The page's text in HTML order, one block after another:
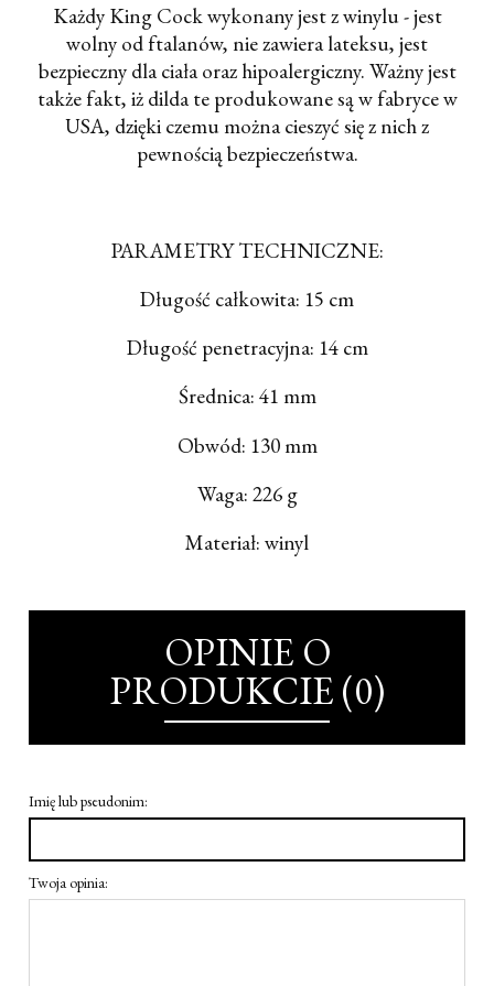
Każdy King Cock wykonany jest z winylu - jest
wolny od ftalanów, nie zawiera lateksu, jest
bezpieczny dla ciała oraz hipoalergiczny. Ważny jest
także fakt, iż dilda te produkowane są w fabryce w
USA, dzięki czemu można cieszyć się z nich z
pewnością bezpieczeństwa.
PARAMETRY TECHNICZNE:
Długość całkowita: 15 cm
Długość penetracyjna: 14 cm
Średnica: 41 mm
Obwód: 130 mm
Waga: 226 g
Materiał: winyl
OPINIE O
PRODUKCIE (0)
Imię lub pseudonim:
Twoja opinia: